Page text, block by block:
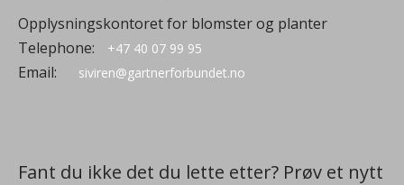
Opplysningskontoret for blomster og planter
Telephone:
+47 40 07 99 95
Email: siviren@gartnerforbundet.no
Fant du ikke det du lette etter? Prøv et nytt